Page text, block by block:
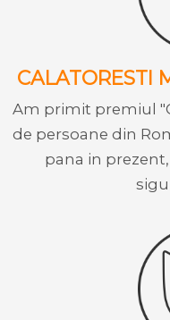
CALATORESTI
Am primit premiul
de persoane din
pana in